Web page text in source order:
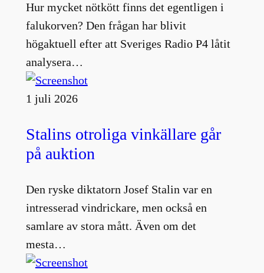
Hur mycket nötkött finns det egentligen i
falukorven? Den frågan har blivit
högaktuell efter att Sveriges Radio P4 låtit
analysera…
1 juli 2026
Stalins otroliga vinkällare går
på auktion
Den ryske diktatorn Josef Stalin var en
intresserad vindrickare, men också en
samlare av stora mått. Även om det
mesta…